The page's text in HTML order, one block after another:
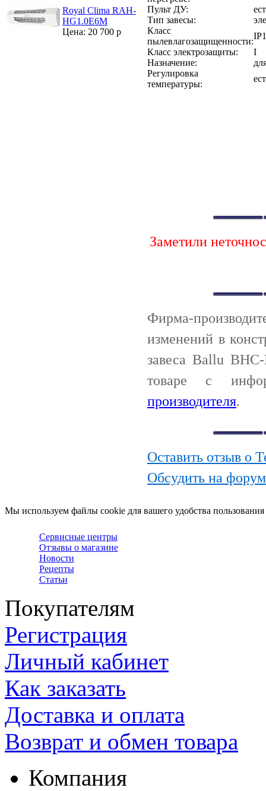
Royal Clima RAH-
HG1.0E6M
Цена: 20 700 р
Пульт ДУ:
Тип завесы:
Класс
пылевлагозащищенности:
Класс электрозащиты:
I
Назначение:
Регулировка
температуры:
Заметили
Фирма-
изменений в
завеса Ballu
товаре с
производителя.
Оставить отзыв о
Обсудить на
Мы используем файлы cookie для вашего удобства
Сервисные центры
Отзывы о магазине
Новости
Рецепты
Статьи
Покупателям
Регистрация
Личный кабинет
Как заказать
Доставка и оплата
Возврат и обмен товара
Компания